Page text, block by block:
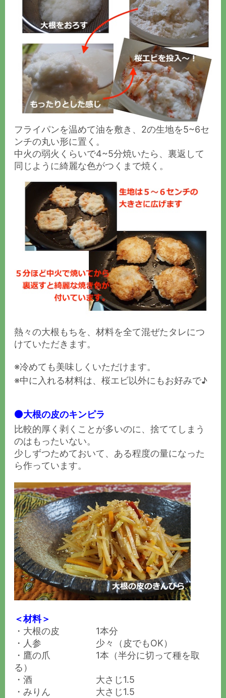
フライパンを温めて油を敷き、2の生地を5~6セ
ンチの丸い形に置く。
中火の弱火くらいで4~5分焼いたら、裏返して
同じように綺麗な色がつくまで焼く。
熱々の大根もちを、材料を全て混ぜたタレにつ
けていただきます。
※冷めても美味しくいただけます。
※中に入れる材料は、桜エビ以外にもお好みで♪
⚫️大根の皮のキンピラ
比較的厚く剥くことが多いのに、捨ててしまう
のはもったいない。
少しずつためておいて、ある程度の量になった
ら作っています。
＜材料＞
・大根の皮 1本分
・人参 少々（皮でもOK）
・鷹の爪 1本（半分に切って種を取
る）
・酒 大さじ1.5
・みりん 大さじ1.5